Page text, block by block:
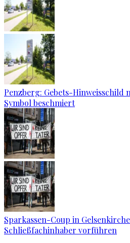
Penzberg: Gebets-Hinweisschild
Symbol beschmiert
Sparkassen-Coup in
Schließfachinhaber vorführen